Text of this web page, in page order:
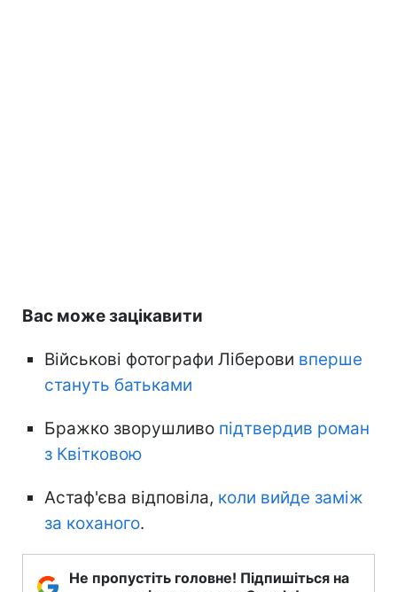
Вас може зацікавити
Військові фотографи Ліберови вперше
стануть батьками
Бражко зворушливо підтвердив роман
з Квітковою
Астаф'єва відповіла, коли вийде заміж
за коханого.
Не пропустіть головне! Підпишіться на